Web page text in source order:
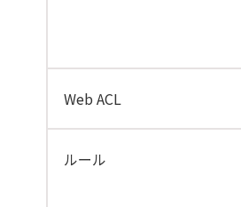
Web ACL
ルール